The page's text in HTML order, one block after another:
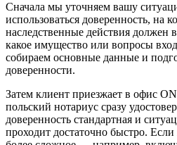
Сначала мы уточняем вашу
использоваться доверенность, на
наследственные действия должен
какое имущество или вопросы
собираем основные данные и
доверенности.
Затем клиент приезжает в офис
польский нотариус сразу
доверенность стандартная и
проходит достаточно быстро.